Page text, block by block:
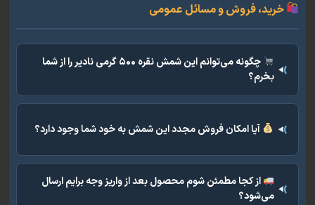
فروش و مسائل عمومی
چگونه می‌توانم این شمش نقره ۵۰۰ گرمی نادیر را از شما
بخرم؟
آیا امکان فروش مجدد این شمش به خود شما وجود دارد؟
از کجا مطمئن شوم محصول بعد از واریز وجه برایم ارسال
می‌شود؟